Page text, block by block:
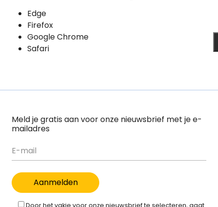
Edge
Firefox
Google Chrome
Safari
Meld je gratis aan voor onze nieuwsbrief met je e-
mailadres
Door het vakje voor onze nieuwsbrief te selecteren, gaat